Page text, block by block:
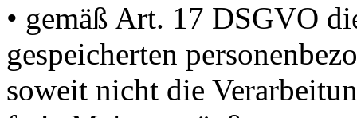
• gemäß Art. 17 DSGVO
gespeicherten
soweit nicht die